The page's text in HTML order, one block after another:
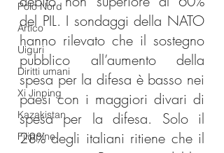
Polo Nord
Artico
Uiguri
Diritti umani
Xi Jinping
Kazakistan
Filippine
del PIL. I sondaggi della NATO
hanno rilevato che il sostegno
pubblico all’aumento della
spesa per la difesa è basso nei
paesi con i maggiori divari di
spesa per la difesa. Solo il
28% degli italiani ritiene che il